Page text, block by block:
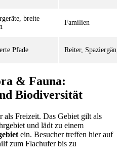
breite
Familien
Pfade Reiter,
& Fauna:
Biodiversität
als Freizeit. Das Gebiet gilt als
und lädt zu einem
ein. Besucher treffen hier auf
zum Flachufer bis zu